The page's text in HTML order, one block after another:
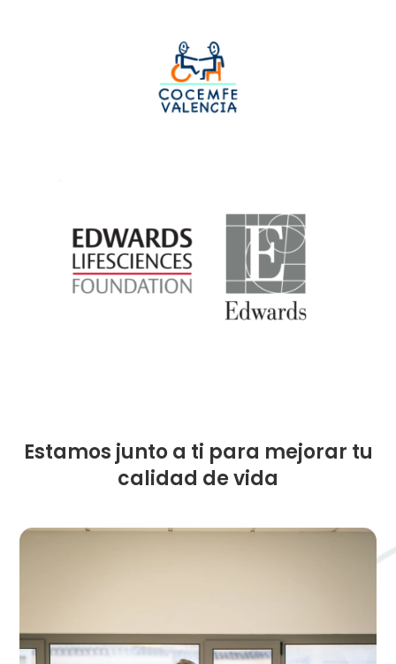
Estamos junto a ti para mejorar tu
calidad de vida